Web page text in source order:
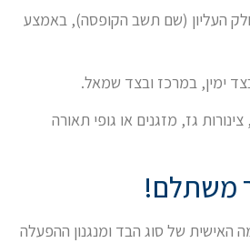
העליון (שם תשב הקופסה), באמצע
ימין, במרכז ובצד שמאל.
גז, מזגנים או גופי תאורה
משתלם!
של סוג הבד ומנגנון ההפעלה